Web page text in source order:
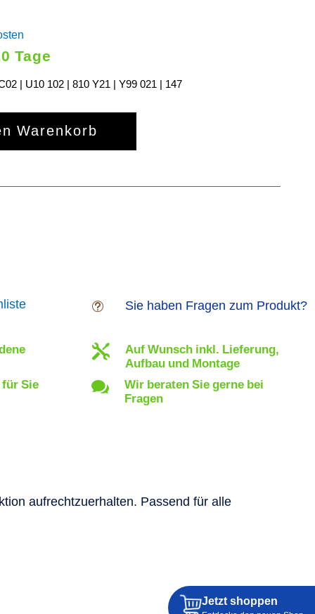
Tage
| U10 102 | 810 Y21 | Y99 021 | 147
Warenkorb
t Sie haben Fragen zum Produkt?
Sie
 Auf Wunsch inkl. Lieferung,
Aufbau und Montage
 Wir beraten Sie gerne bei
Fragen
aufrechtzuerhalten. Passend für alle
Jetzt shoppen